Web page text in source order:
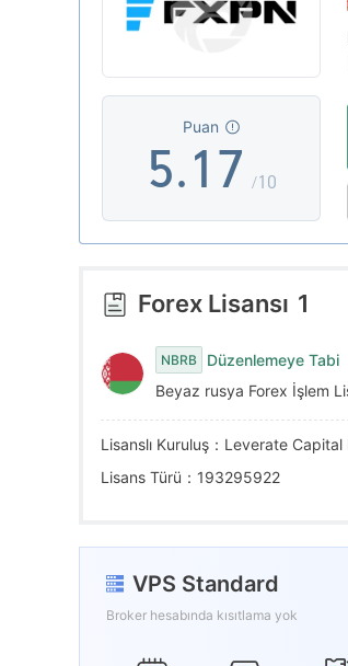
Puan
3
4
5
6
7
8
9
.
0
1
2
3
4
5
6
7
8
5
6
7
8
9
/10
Forex Lisansı 1
NBRB
Düzenlemeye Tabi
Beyaz rusya Forex İşlem
Lisans Türü：193295922
VPS Standard
Broker hesabında kısıtlama yok